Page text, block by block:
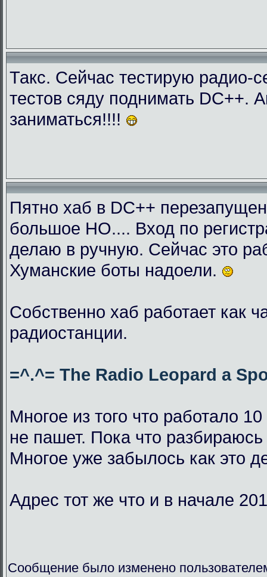
Такс. Сейчас тестирую радио-
тестов сяду поднимать DC++.
заниматься!!!!
Пятно хаб в DC++
большое НО.... Вход по
делаю в ручную. Сейчас это
Хуманские боты надоели.
Собственно хаб работает как
радиостанции.
=^.^= The Radio Leopard a
Многое из того что работало
не пашет. Пока что
Многое уже забылось как это
Адрес тот же что и в начале
Сообщение было изменено